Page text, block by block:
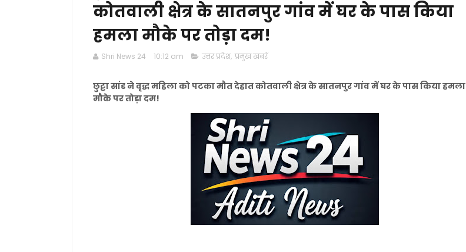
कोतवाली क्षेत्र के सातनपुर गांव में घर के पास किया
हमला मौके पर तोड़ा दम!
Shri News 24 10:12 am उत्तर प्रदेश, प्रमुख खबरें
छुट्टा सांड ने वृद्ध महिला को पटका मौत देहात कोतवाली क्षेत्र के सातनपुर गांव में घर के पास किया हमला
मौके पर तोड़ा दम!